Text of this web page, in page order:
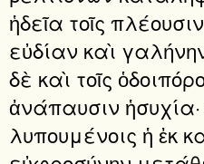
ἡδεῖα τοῖς
εὐδίαν καὶ
δὲ καὶ τοῖς
ἀνάπαυσιν ἡσυχία·
λυπουμένοις ἡ ἐκ